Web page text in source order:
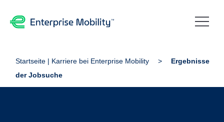
Startseite | Karriere bei Enterprise Mobility
Ergebnisse
der Jobsuche